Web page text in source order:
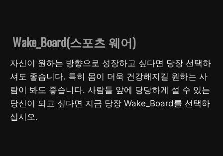
Wake_Board(스포츠 웨어)
자신이 원하는 방향으로 성장하고 싶다면 당장 선택하
셔도 좋습니다. 특히 몸이 더욱 건강해지길 원하는 사
람이 봐도 좋습니다. 사람들 앞에 당당하게 설 수 있는
당신이 되고 싶다면 지금 당장 Wake_Board를 선택하
십시오.